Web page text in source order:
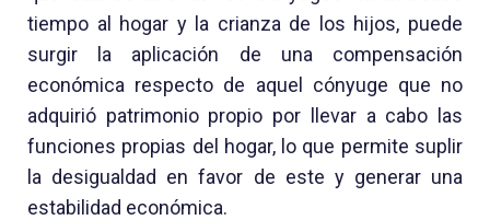
tiempo al hogar y la crianza de los hijos, puede
surgir la aplicación de una compensación
económica respecto de aquel cónyuge que no
adquirió patrimonio propio por llevar a cabo las
funciones propias del hogar, lo que permite suplir
la desigualdad en favor de este y generar una
estabilidad económica.